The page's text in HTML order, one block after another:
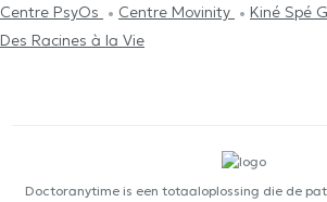
Centre PsyOs
Centre Movinity
Kiné Spé
Des Racines à la Vie
Doctoranytime is een totaaloplossing die de